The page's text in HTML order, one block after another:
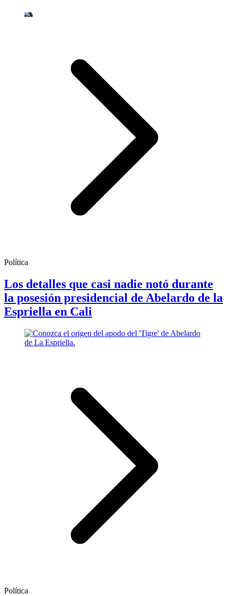
Política
Los detalles que casi nadie notó durante
la posesión presidencial de Abelardo de la
Espriella en Cali
Política